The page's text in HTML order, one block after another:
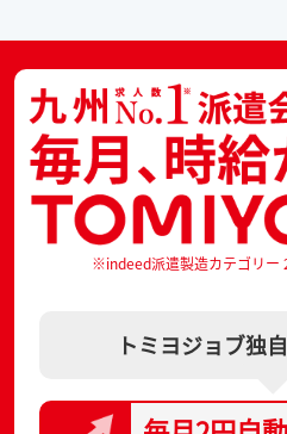
※indeed派遣製造カテゴリー
トミヨジョブ独